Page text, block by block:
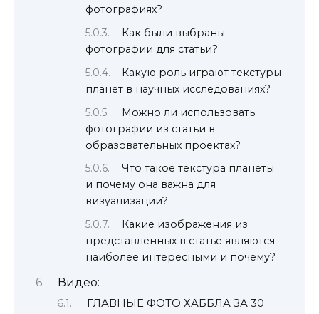
фотографиях?
Как были выбраны
фотографии для статьи?
Какую роль играют текстуры
планет в научных исследованиях?
Можно ли использовать
фотографии из статьи в
образовательных проектах?
Что такое текстура планеты
и почему она важна для
визуализации?
Какие изображения из
представленных в статье являются
наиболее интересными и почему?
Видео:
ГЛАВНЫЕ ФОТО ХАББЛА ЗА 30